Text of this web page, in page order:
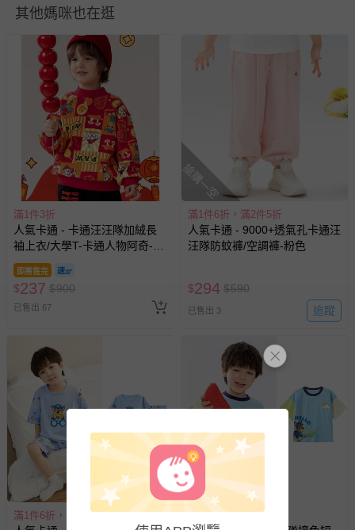
退換貨須知
您所購買的商品享有7天的鑑賞期／猶豫期權益，但此期間
並非試用期，您所退回的商品必須是未經使用的全新狀態，
包含完整包裝、配件、說明文件及贈品等。
如需退換貨，請於收到商品7天（含例假日內提出），如為
瑕疵退換貨所產生的運費，將由媽咪愛負責處理，若非瑕疵
退貨，您可至『查詢訂單』>『已出貨』中查詢該筆訂單，
並點選『我要退貨』即可進行申請。若有相關退貨問題，請
至媽咪愛
與服務，謝謝。
留商品未達活動門檻，將以原價計算，活動贈品亦需一併退
回。
部分商品依據消費者保護法的規定，不適用七天鑑賞期/猶
豫期範圍：
易於腐敗、保存期限較短或解約時即將逾期（例如生鮮
商品、食品等）。
客製化商品（例如客製生日書、姓名貼等）。
報紙、期刊或雜誌（惟書籍如經拆封、使用，則酌收整
其他媽咪也在逛
滿1件3折
人氣卡通 - 卡通汪汪隊加絨長
袖上衣/大學T-卡通人物阿奇-紅
色
即將售完
$237 $900
已售出 67
搶購一空
滿1件6折，滿2件5折
人氣卡通 - 9000+透氣孔卡通汪
汪隊防蚊褲/空調褲-粉色
$294 $590
已售出 3 追蹤
滿1件6折，滿2件5折 滿1件6折，滿2件5折